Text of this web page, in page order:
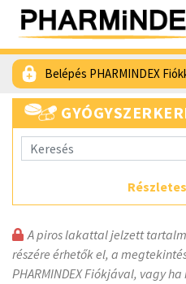
Belépés PHARMINDEX
A piros lakattal jelzett
részére érhetők el, a
PHARMINDEX Fiókjával, vagy